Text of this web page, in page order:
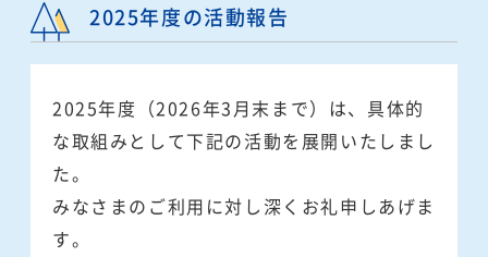
2025年度の活動報告
2025年度（2026年3月末まで）は、具体的
な取組みとして下記の活動を展開いたしまし
た。
みなさまのご利用に対し深くお礼申しあげま
す。